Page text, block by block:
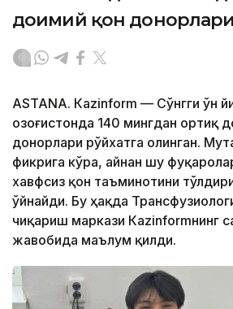
доимий қон
ASTANА. Кazinform — Сўнгги ўн
Қозоғистонда 140 мингдан ортиқ
донорлари рўйхатга олинган.
фикрига кўра, айнан шу
хавфсиз қон таъминотини
ўйнайди. Бу ҳақда
чиқариш маркази Кazinformнинг
жавобида маълум қилди.